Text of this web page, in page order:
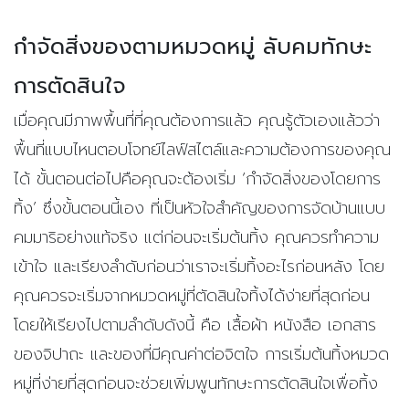
กำจัดสิ่งของตามหมวดหมู่ ลับคมทักษะ
การตัดสินใจ
เมื่อคุณมีภาพพื้นที่ที่คุณต้องการแล้ว คุณรู้ตัวเองแล้วว่า
พื้นที่แบบไหนตอบโจทย์ไลฟ์สไตล์และความต้องการของคุณ
ได้ ขั้นตอนต่อไปคือคุณจะต้องเริ่ม ‘กำจัดสิ่งของโดยการ
ทิ้ง’ ซึ่งขั้นตอนนี้เอง ที่เป็นหัวใจสำคัญของการจัดบ้านแบบ
คมมาริอย่างแท้จริง แต่ก่อนจะเริ่มต้นทิ้ง คุณควรทำความ
เข้าใจ และเรียงลำดับก่อนว่าเราจะเริ่มทิ้งอะไรก่อนหลัง โดย
คุณควรจะเริ่มจากหมวดหมู่ที่ตัดสินใจทิ้งได้ง่ายที่สุดก่อน
โดยให้เรียงไปตามลำดับดังนี้ คือ เสื้อผ้า หนังสือ เอกสาร
ของจิปาถะ และของที่มีคุณค่าต่อจิตใจ การเริ่มต้นทิ้งหมวด
หมู่ที่ง่ายที่สุดก่อนจะช่วยเพิ่มพูนทักษะการตัดสินใจเพื่อทิ้ง